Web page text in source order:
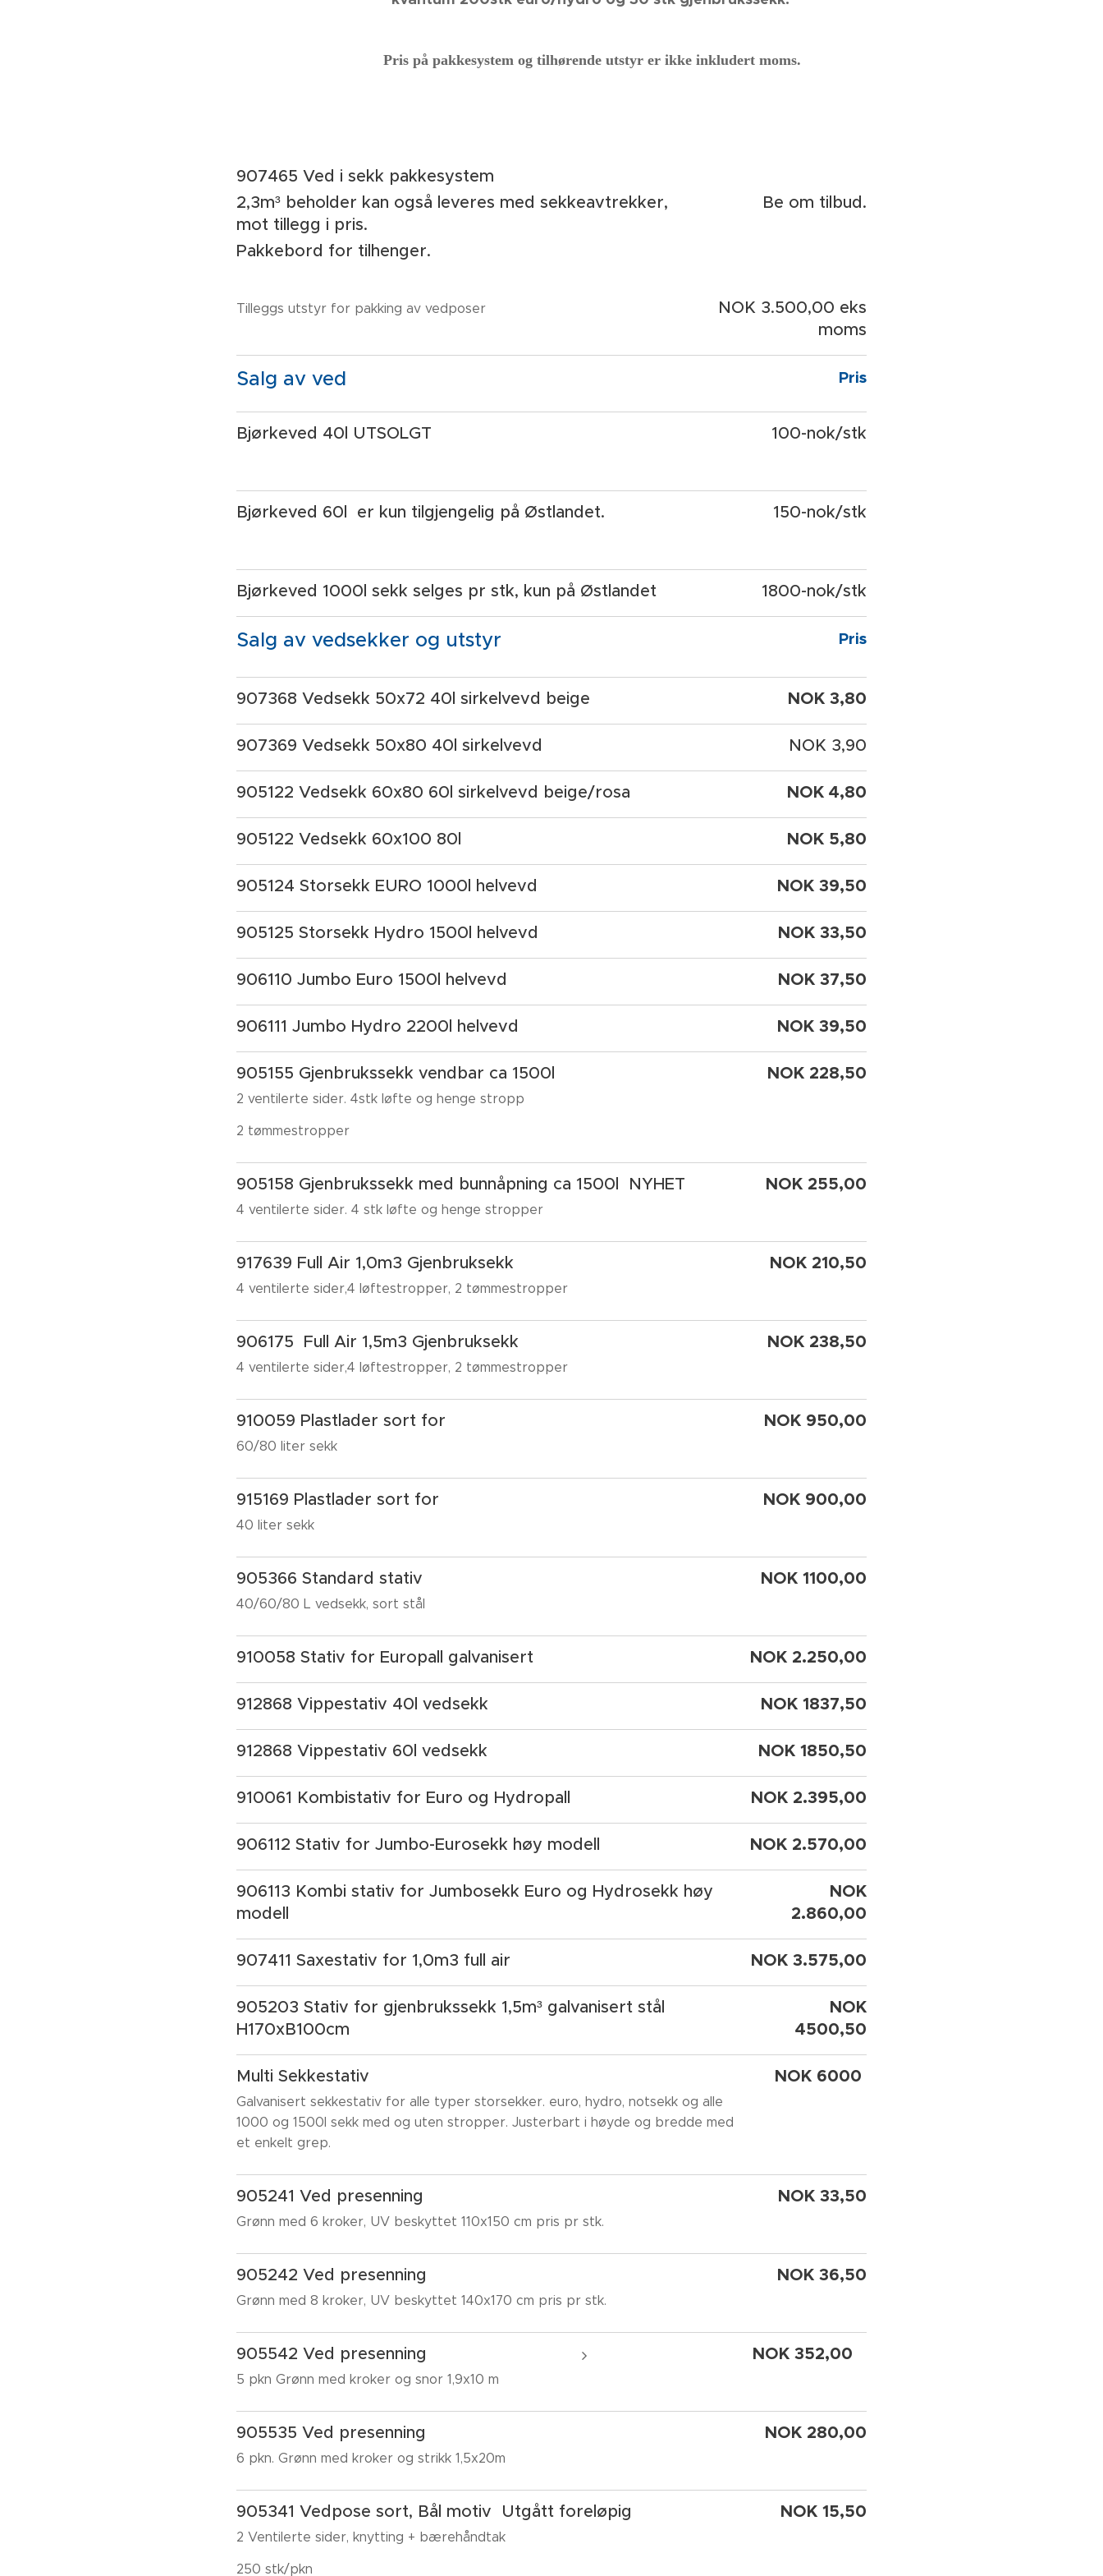
Pris på pakkesystem og tilhørende utstyr er ikke inkludert moms.
907465 Ved i sekk pakkesystem
2,3m³ beholder kan også leveres med sekkeavtrekker,
mot tillegg i pris.
Pakkebord for tilhenger.
Tilleggs utstyr for pakking av vedposer
Be om tilbud.
NOK 3.500,00 eks
moms
Salg av ved Pris
Bjørkeved 40l UTSOLGT 100-nok/stk
Bjørkeved 60l er kun tilgjengelig på Østlandet. 150-nok/stk
Bjørkeved 1000l sekk selges pr stk, kun på Østlandet 1800-nok/stk
Salg av vedsekker og utstyr Pris
907368 Vedsekk 50x72 40l sirkelvevd beige NOK 3,80
907369 Vedsekk 50x80 40l sirkelvevd NOK 3,90
905122 Vedsekk 60x80 60l sirkelvevd beige/rosa NOK 4,80
905122 Vedsekk 60x100 80l NOK 5,80
905124 Storsekk EURO 1000l helvevd NOK 39,50
905125 Storsekk Hydro 1500l helvevd NOK 33,50
906110 Jumbo Euro 1500l helvevd NOK 37,50
906111 Jumbo Hydro 2200l helvevd NOK 39,50
905155 Gjenbrukssekk vendbar ca 1500l
2 ventilerte sider. 4stk løfte og henge stropp
2 tømmestropper
NOK 228,50
905158 Gjenbrukssekk med bunnåpning ca 1500l NYHET
4 ventilerte sider. 4 stk løfte og henge stropper
NOK 255,00
917639 Full Air 1,0m3 Gjenbruksekk
4 ventilerte sider,4 løftestropper, 2 tømmestropper
NOK 210,50
906175 Full Air 1,5m3 Gjenbruksekk
4 ventilerte sider,4 løftestropper, 2 tømmestropper
NOK 238,50
910059 Plastlader sort for
60/80 liter sekk
NOK 950,00
915169 Plastlader sort for
40 liter sekk
NOK 900,00
905366 Standard stativ
40/60/80 L vedsekk, sort stål
NOK 1100,00
910058 Stativ for Europall galvanisert NOK 2.250,00
912868 Vippestativ 40l vedsekk NOK 1837,50
912868 Vippestativ 60l vedsekk NOK 1850,50
910061 Kombistativ for Euro og Hydropall NOK 2.395,00
906112 Stativ for Jumbo-Eurosekk høy modell NOK 2.570,00
906113 Kombi stativ for Jumbosekk Euro og Hydrosekk høy
modell
NOK
2.860,00
907411 Saxestativ for 1,0m3 full air NOK 3.575,00
905203 Stativ for gjenbrukssekk 1,5m³ galvanisert stål
H170xB100cm
NOK
4500,50
Multi Sekkestativ
Galvanisert sekkestativ for alle typer storsekker. euro, hydro, notsekk og alle
1000 og 1500l sekk med og uten stropper. Justerbart i høyde og bredde med
et enkelt grep.
NOK 6000
905241 Ved presenning
Grønn med 6 kroker, UV beskyttet 110x150 cm pris pr stk.
NOK 33,50
905242 Ved presenning
Grønn med 8 kroker, UV beskyttet 140x170 cm pris pr stk.
NOK 36,50
905542 Ved presenning
5 pkn Grønn med kroker og snor 1,9x10 m
NOK 352,00
905535 Ved presenning
6 pkn. Grønn med kroker og strikk 1,5x20m
NOK 280,00
905341 Vedpose sort, Bål motiv Utgått foreløpig
2 Ventilerte sider, knytting + bærehåndtak
250 stk/pkn
NOK 15,50